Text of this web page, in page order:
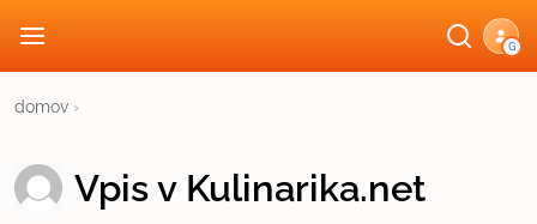
G
domov ›
Vpis v Kulinarika.net